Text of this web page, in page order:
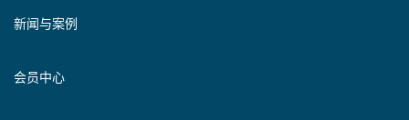
新闻与案例
会员中心